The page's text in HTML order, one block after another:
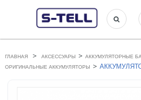
ГЛАВНАЯ > АКСЕССУАРЫ > АККУМУЛЯТОРНЫЕ
ОРИГИНАЛЬНЫЕ АККУМУЛЯТОРЫ >